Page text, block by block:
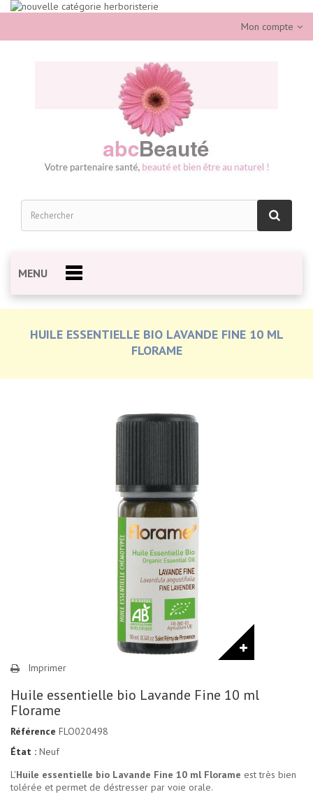
Mon compte
MENU
HUILE ESSENTIELLE BIO LAVANDE FINE 10 ML
FLORAME
Imprimer
Huile essentielle bio Lavande Fine 10 ml
Florame
Référence FLO020498
État : Neuf
L'Huile essentielle bio Lavande Fine 10 ml Florame est très bien
tolérée et permet de déstresser par voie orale.